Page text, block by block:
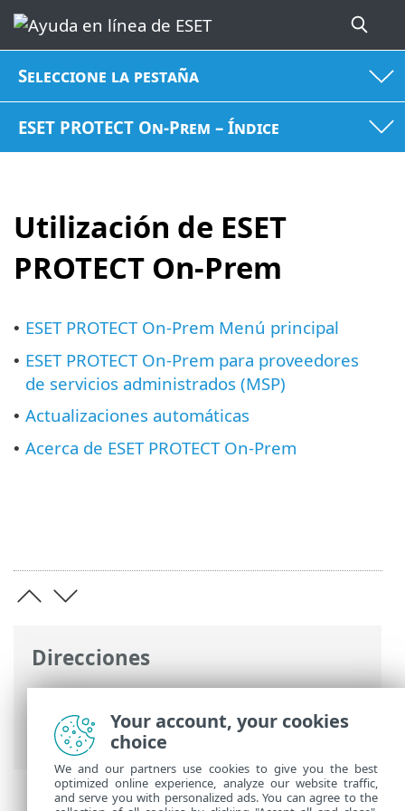
Seleccione la pestaña
ESET PROTECT On-Prem – Índice
Utilización de ESET
PROTECT On-Prem
Direcciones
Ayuda en línea de ESET>ESET PROTECT
On-Prem
>Utilización de ESET PROTECT
On-Prem
• ESET PROTECT On-Prem Menú principal
• ESET PROTECT On-Prem para proveedores
de servicios administrados (MSP)
• Actualizaciones automáticas
• Acerca de ESET PROTECT On-Prem
Your account, your cookies
choice
We and our partners use cookies to give you the best
optimized online experience, analyze our website traffic,
and serve you with personalized ads. You can agree to the